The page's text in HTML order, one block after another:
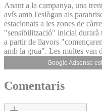
Anant a la campanya, una
avís amb l'eslògan als
estacionats a les zones de
"sensibilització" inicial durarà
a partir de llavors
amb la grua". Les multes van
Google Adsense
Comentaris